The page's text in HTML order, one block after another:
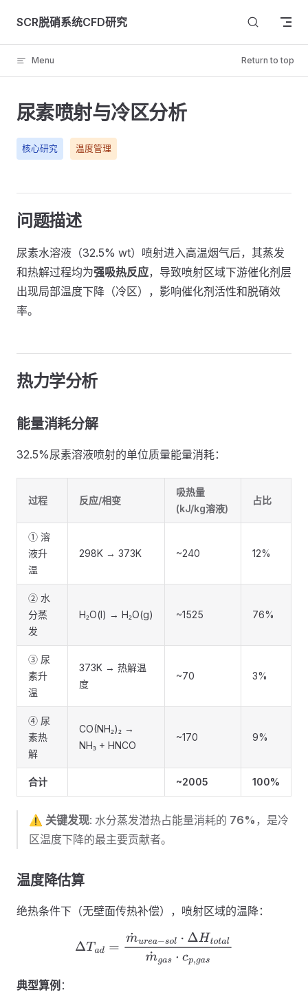
Skip to content
SCR脱硝系统CFD研究
Menu Return to top
尿素喷射与冷区分析
核心研究 温度管理
问题描述
尿素水溶液（32.5% wt）喷射进入高温烟气后，其蒸发
和热解过程均为强吸热反应，导致喷射区域下游催化剂层
出现局部温度下降（冷区），影响催化剂活性和脱硝效
率。
热力学分析
能量消耗分解
32.5%尿素溶液喷射的单位质量能量消耗：
过程 反应/相变
吸热量
(kJ/kg溶液)
占比
① 溶
液升
温
298K → 373K ~240 12%
② 水
分蒸
发
H₂O(l) → H₂O(g) ~1525 76%
③ 尿
素升
温
373K → 热解温
度
~70 3%
④ 尿
素热
解
CO(NH₂)₂ →
NH₃ + HNCO
~170 9%
合计 ~2005 100%
⚠️ 关键发现: 水分蒸发潜热占能量消耗的 76% ，是冷
区温度下降的最主要贡献者。
温度降估算
绝热条件下（无壁面传热补偿），喷射区域的温降：
d =m −sol⋅ΔHtot a m˙gas⋅cp
典型算例 ：